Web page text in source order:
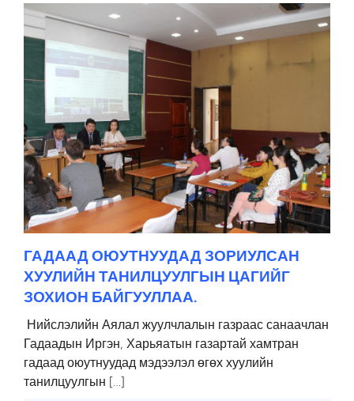
ГАДААД ОЮУТНУУДАД ЗОРИУЛСАН
ХУУЛИЙН ТАНИЛЦУУЛГЫН ЦАГИЙГ
ЗОХИОН БАЙГУУЛЛАА.
Нийслэлийн Аялал жуулчлалын газраас санаачлан
Гадаадын Иргэн, Харьяатын газартай хамтран
гадаад оюутнуудад мэдээлэл өгөх хуулийн
танилцуулгын […]